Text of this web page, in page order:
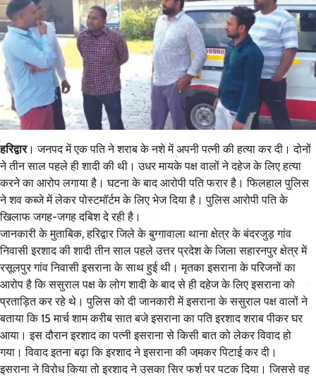
हरिद्वार। जनपद में एक पति ने शराब के नशे में अपनी पत्नी की हत्या कर दी। दोनों
ने तीन साल पहले ही शादी की थी। उधर मायके पक्ष वालों ने दहेज के लिए हत्या
करने का आरोप लगाया है। घटना के बाद आरोपी पति फरार है। फिलहाल पुलिस
ने शव कब्जे में लेकर पोस्टमॉर्टम के लिए भेज दिया है। पुलिस आरोपी पति के
खिलाफ जगह-जगह दबिश दे रही है।
जानकारी के मुताबिक, हरिद्वार जिले के बुग्गावाला थाना क्षेत्र के बंदरजुड़ गांव
निवासी इरशाद की शादी तीन साल पहले उत्तर प्रदेश के जिला सहारनपुर क्षेत्र में
रसूलपुर गांव निवासी इसराना के साथ हुई थी। मृतका इसराना के परिजनों का
आरोप है कि ससुराल पक्ष के लोग शादी के बाद से ही दहेज के लिए इसराना को
प्रताड़ित कर रहे थे। पुलिस को दी जानकारी में इसराना के ससुराल पक्ष वालों ने
बताया कि 15 मार्च शाम करीब सात बजे इसराना का पति इरशाद शराब पीकर घर
आया। इस दौरान इरशाद का पत्नी इसराना से किसी बात को लेकर विवाद हो
गया। विवाद इतना बढ़ा कि इरशाद ने इसराना की जमकर पिटाई कर दी।
इसराना ने विरोध किया तो इरशाद ने उसका सिर फर्श पर पटक दिया। जिससे वह